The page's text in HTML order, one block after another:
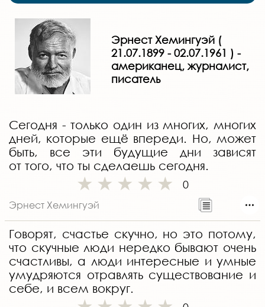
Эрнест Хемингуэй (
21.07.1899 - 02.07.1961 ) -
американец, журналист,
писатель
Сегодня - только один из многих, многих
дней, которые ещё впереди. Но, может
быть, все эти будущие дни зависят
от того, что ты сделаешь сегодня.
0
Эрнест Хемингуэй
Говорят, счастье скучно, но это потому,
что скучные люди нередко бывают очень
счастливы, а люди интересные и умные
умудряются отравлять существование и
себе, и всем вокруг.